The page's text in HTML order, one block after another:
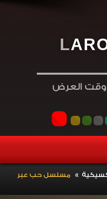
LAR
العرض
» مسلسل حب عبر